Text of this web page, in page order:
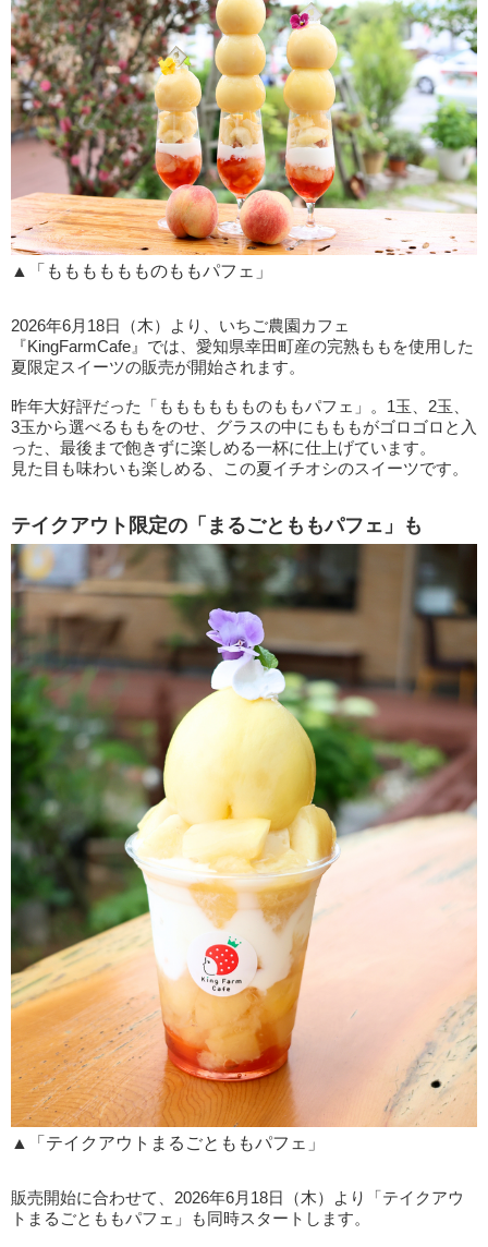
▲「もももももものももパフェ」
2026年6月18日（木）より、いちご農園カフェ
『KingFarmCafe』では、愛知県幸田町産の完熟ももを使用した
夏限定スイーツの販売が開始されます。
昨年大好評だった「もももももものももパフェ」。1玉、2玉、
3玉から選べるももをのせ、グラスの中にもももがゴロゴロと入
った、最後まで飽きずに楽しめる一杯に仕上げています。
見た目も味わいも楽しめる、この夏イチオシのスイーツです。
テイクアウト限定の「まるごとももパフェ」も
▲「テイクアウトまるごとももパフェ」
販売開始に合わせて、2026年6月18日（木）より「テイクアウ
トまるごとももパフェ」も同時スタートします。